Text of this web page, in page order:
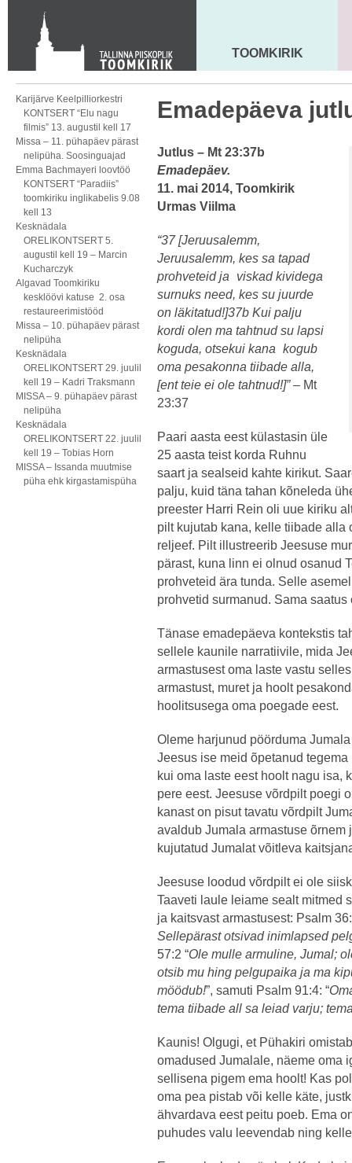
KONTAKT
Toom-Kooli 6, 10130 TALLINN
tallinna.toom@eelk.ee
MAARJA KIRIK
TOOMKIRIK
Karijärve Keelpilliorkestri
KONTSERT “Elu nagu
filmis” 13. augustil kell 17
Missa – 11. pühapäev pärast
nelipüha. Soosinguajad
Emma Bachmayeri loovtöö
KONTSERT “Paradiis”
toomkiriku inglikabelis 9.08
kell 13
Kesknädala
ORELIKONTSERT 5.
augustil kell 19 – Marcin
Kucharczyk
Algavad Toomkiriku
kesklöövi katuse 2. osa
restaureerimistööd
Missa – 10. pühapäev pärast
nelipüha
Kesknädala
ORELIKONTSERT 29. juulil
kell 19 – Kadri Traksmann
MISSA – 9. pühapäev pärast
nelipüha
Kesknädala
ORELIKONTSERT 22. juulil
kell 19 – Tobias Horn
MISSA – Issanda muutmise
püha ehk kirgastamispüha
Emadepäeva
Jutlus – Mt 23:37b
Emadepäev.
11. mai 2014, Toomkirik
Urmas Viilma
“37 [Jeruusalemm,
Jeruusalemm, kes sa tapad
prohveteid ja viskad kividega
surnuks need, kes su juurde
on läkitatud!]37b Kui palju
kordi olen ma tahtnud su lapsi
koguda, otsekui kana kogub
oma pesakonna tiibade alla,
[ent teie ei ole tahtnud!]” – Mt
23:37
Paari aasta eest külastasin üle
25 aasta teist korda Ruhnu
saart ja sealseid kahte kirikut.
palju, kuid täna tahan kõneleda
preester Harri Rein oli uue kiriku
pilt kujutab kana, kelle tiibade
reljeef. Pilt illustreerib Jeesuse
pärast, kuna linn ei olnud osanud
prohveteid ära tunda. Selle
prohvetid surmanud. Sama saatus
Tänase emadepäeva kontekstis
sellele kaunile narratiivile, mida
armastusest oma laste vastu
armastust, muret ja hoolt
hoolitsusega oma poegade eest.
Oleme harjunud pöörduma
Jeesus ise meid õpetanud
kui oma laste eest hoolt nagu isa,
pere eest. Jeesuse võrdpilt poegi
kanast on pisut tavatu võrdpilt
avaldub Jumala armastuse
kujutatud Jumalat võitleva
Jeesuse loodud võrdpilt ei ole
Taaveti laule leiame sealt mitmed
ja kaitsvast armastusest: Psalm
Sellepärast otsivad inimlapsed
57:2 “Ole mulle armuline, Jumal;
otsib mu hing pelgupaika ja ma
möödub!”, samuti Psalm 91:4: “
tema tiibade all sa leiad varju;
Kaunis! Olgugi, et Pühakiri
omadused Jumalale, näeme oma
sellisena pigem ema hoolt! Kas
oma pea pistab või kelle käte,
ähvardava eest peitu poeb. Ema
puhudes valu leevendab ning